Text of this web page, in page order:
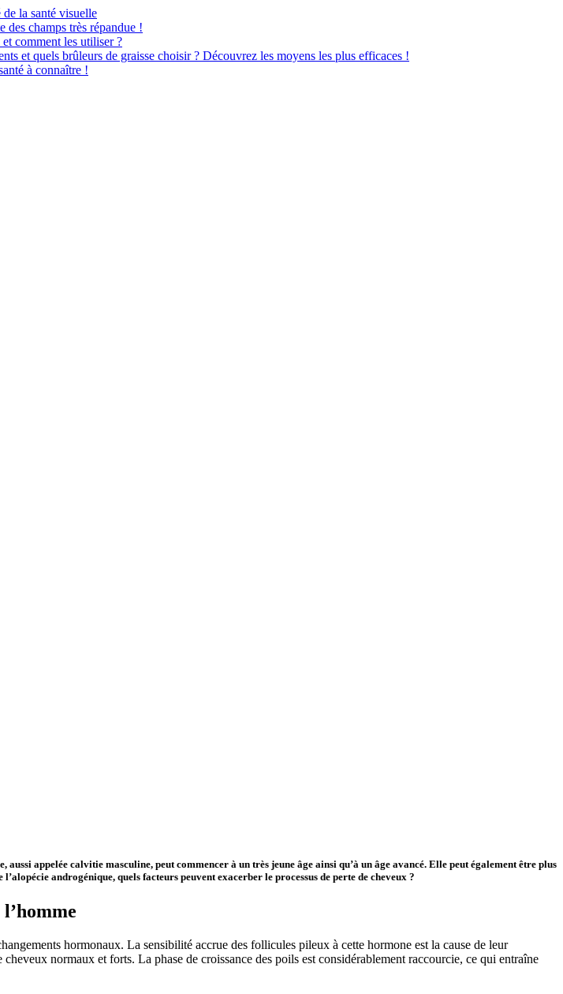
la santé visuelle
des champs très répandue !
comment les utiliser ?
et quels brûleurs de graisse choisir ? Découvrez les moyens les plus efficaces !
à connaître !
appelée calvitie masculine, peut commencer à un très jeune âge ainsi qu’à un âge avancé. Elle peut également être plus
androgénique, quels facteurs peuvent exacerber le processus de perte de cheveux ?
hormonaux. La sensibilité accrue des follicules pileux à cette hormone est la cause de leur
normaux et forts. La phase de croissance des poils est considérablement raccourcie, ce qui entraîne